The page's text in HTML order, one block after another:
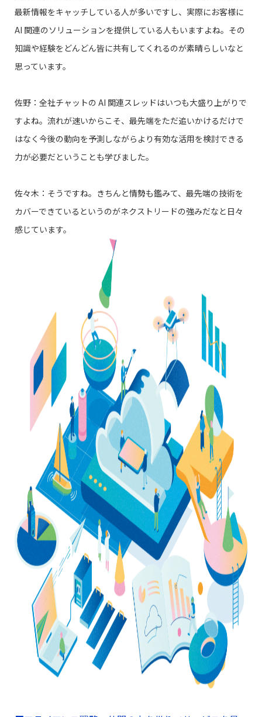
最新情報をキャッチしている人が多いですし、実際にお客様に
AI 関連のソリューションを提供している人もいますよね。その
知識や経験をどんどん皆に共有してくれるのが素晴らしいなと
思っています。
佐野：全社チャットの AI 関連スレッドはいつも大盛り上がりで
すよね。流れが速いからこそ、最先端をただ追いかけるだけで
はなく今後の動向を予測しながらより有効な活用を検討できる
力が必要だということも学びました。
佐々木：そうですね。きちんと情勢も鑑みて、最先端の技術を
カバーできているというのがネクストリードの強みだなと日々
感じています。